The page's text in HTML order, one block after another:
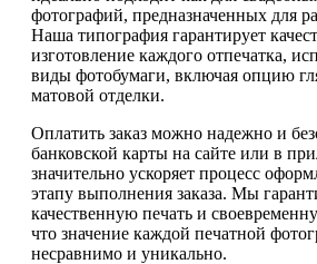
фотографий, предназначенных для
Наша типография гарантирует
изготовление каждого отпечатка,
виды фотобумаги, включая опцию
матовой отделки.
Оплатить заказ можно надежно и
банковской карты на сайте или в
значительно ускоряет процесс
этапу выполнения заказа. Мы
качественную печать и
что значение каждой печатной
несравнимо и уникально.